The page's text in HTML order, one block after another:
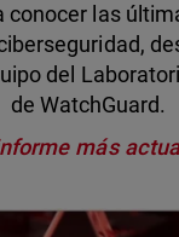
conocer las
del
de WatchGuard.
más